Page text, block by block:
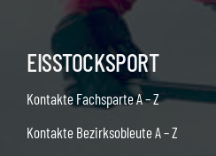
EISSTOCKSPORT
Kontakte Fachsparte A – Z
Kontakte Bezirksobleute A – Z